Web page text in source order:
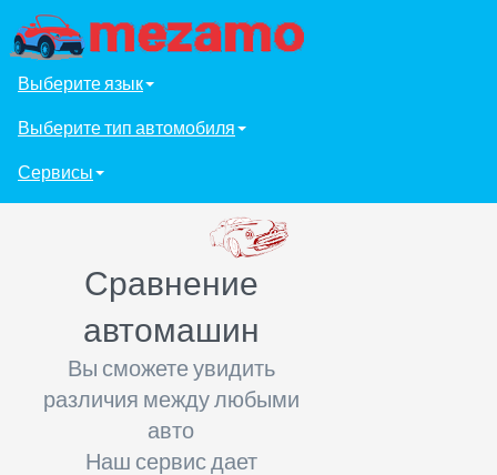
Выберите язык
Выберите тип автомобиля
Сервисы
Сравнение
автомашин
Вы сможете увидить
различия между любыми
авто
Наш сервис дает